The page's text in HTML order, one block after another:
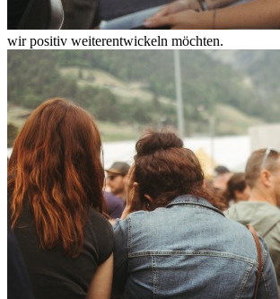
wir positiv weiterentwickeln möchten.